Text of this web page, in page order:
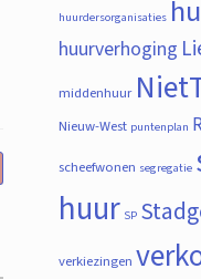
huurdersorganisaties
huurverhoging
middenhuur
Nieuw-West puntenplan
scheefwonen segregatie
huur SP
verkiezingen